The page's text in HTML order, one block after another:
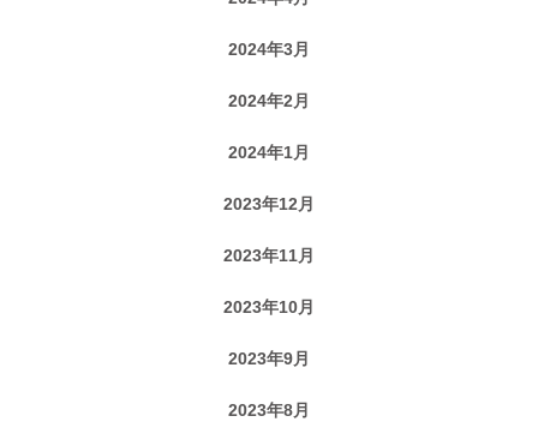
2024年3月
2024年2月
2024年1月
2023年12月
2023年11月
2023年10月
2023年9月
2023年8月